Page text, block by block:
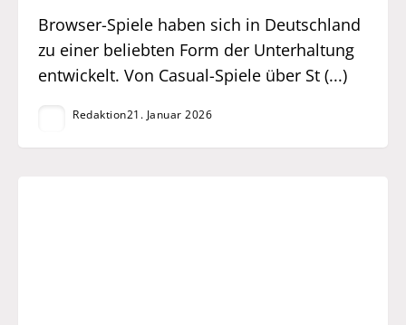
Browser-Spiele haben sich in Deutschland
zu einer beliebten Form der Unterhaltung
entwickelt. Von Casual-Spiele über St (...)
Redaktion21. Januar 2026